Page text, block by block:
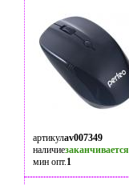
артикулav007349
наличиезаканчивается
мин опт.1